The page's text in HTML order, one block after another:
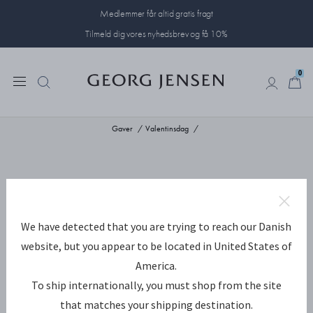
Medlemmer får altid gratis fragt
Tilmeld dig vores nyhedsbrev og få 10%
0
Gaver Valentinsdag
We have detected that you are trying to reach our Danish
website, but you appear to be located in United States of
America.
To ship internationally, you must shop from the site
that matches your shipping destination.